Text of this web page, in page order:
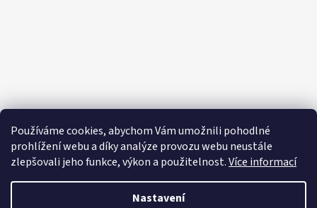
Používáme cookies, abychom Vám umožnili pohodlné
prohlížení webu a díky analýze provozu webu neustále
zlepšovali jeho funkce, výkon a použitelnost.Více informací
Nastavení